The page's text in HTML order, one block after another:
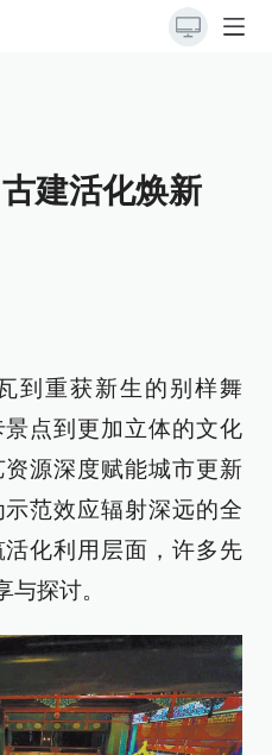
建活化焕新
到重获新生的别样舞
点到更加立体的文化
源深度赋能城市更新
范效应辐射深远的全
化利用层面，许多先
与探讨。